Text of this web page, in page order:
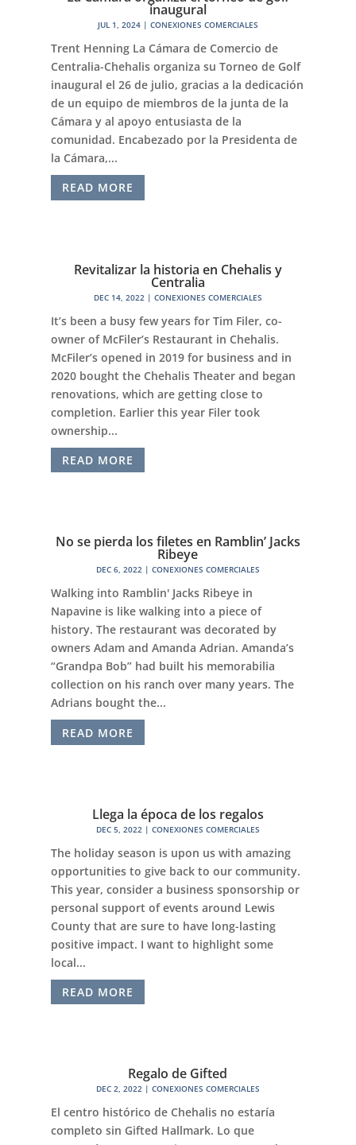
inaugural
JUL 1, 2024| CONEXIONES COMERCIALES
Trent Henning La Cámara de Comercio de
Centralia-Chehalis organiza su Torneo de Golf
inaugural el 26 de julio, gracias a la dedicación
de un equipo de miembros de la junta de la
Cámara y al apoyo entusiasta de la
comunidad. Encabezado por la Presidenta de
la Cámara,...
READ MORE
Revitalizar la historia en Chehalis y
Centralia
DEC 14, 2022 | CONEXIONES COMERCIALES
It’s been a busy few years for Tim Filer, co-
owner of McFiler’s Restaurant in Chehalis.
McFiler’s opened in 2019 for business and in
2020 bought the Chehalis Theater and began
renovations, which are getting close to
completion. Earlier this year Filer took
ownership...
READ MORE
No se pierda los filetes en Ramblin’ Jacks
Ribeye
DEC 6, 2022| CONEXIONES COMERCIALES
Walking into Ramblin' Jacks Ribeye in
Napavine is like walking into a piece of
history. The restaurant was decorated by
owners Adam and Amanda Adrian. Amanda’s
“Grandpa Bob” had built his memorabilia
collection on his ranch over many years. The
Adrians bought the...
READ MORE
Llega la época de los regalos
DEC 5, 2022| CONEXIONES COMERCIALES
The holiday season is upon us with amazing
opportunities to give back to our community.
This year, consider a business sponsorship or
personal support of events around Lewis
County that are sure to have long-lasting
positive impact. I want to highlight some
local...
READ MORE
Regalo de Gifted
DEC 2, 2022| CONEXIONES COMERCIALES
El centro histórico de Chehalis no estaría
completo sin Gifted Hallmark. Lo que